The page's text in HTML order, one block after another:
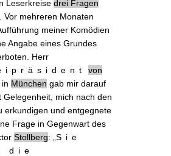
Leserkreisedrei Fragen
Vor mehreren Monaten
meiner Komödien
Angabe eines Grundes
. Herr
von
in München gab mir darauf
Gelegenheit , mich nach den
erkundigen und entgegnete
Frage in Gegenwart des
Stollberg: „Sie
die